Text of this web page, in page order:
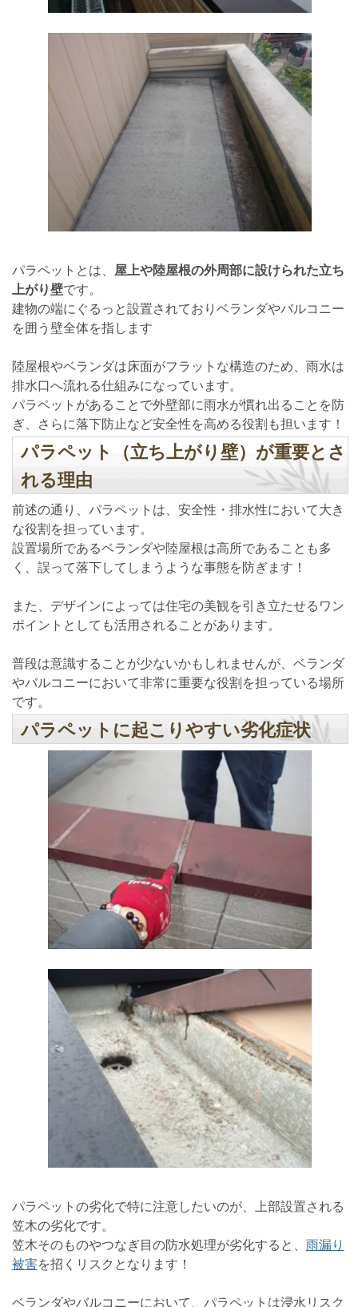
パラペットとは、 屋上や陸屋根の外周部に設けられた立ち
上がり壁です。
建物の端にぐるっと設置されておりベランダやバルコニー
を囲う壁全体を指します
陸屋根やベランダは床面がフラットな構造のため、雨水は
排水口へ流れる仕組みになっています。
パラペットがあることで外壁部に雨水が慣れ出ることを防
ぎ、さらに落下防止など安全性を高める役割も担います！
パラペット（立ち上がり壁）が重要とさ
れる理由
前述の通り、パラペットは、安全性・排水性において大き
な役割を担っています。
設置場所であるベランダや陸屋根は高所であることも多
く、誤って落下してしまうような事態を防ぎます！
また、デザインによっては住宅の美観を引き立たせるワン
ポイントとしても活用されることがあります。
普段は意識することが少ないかもしれませんが、ベランダ
やバルコニーにおいて非常に重要な役割を担っている場所
です。
パラペットに起こりやすい劣化症状
パラペットの劣化で特に注意したいのが、上部設置される
笠木の劣化です。
笠木そのものやつなぎ目の防水処理が劣化すると、 雨漏り
被害を招くリスクとなります！
ベランダやバルコニーにおいて、パラペットは浸水リスク